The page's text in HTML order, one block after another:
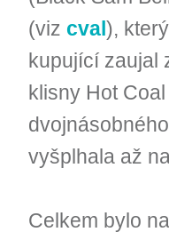
(viz cval ),
kupující zaujal
klisny Hot
vyšplhala až
Celkem bylo